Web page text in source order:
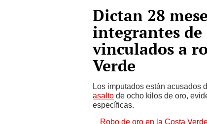
Dictan 28
integrantes
vinculados a
Verde
Los imputados están acusados
asalto de ocho kilos de oro,
específicas.
Robo de oro en la Costa